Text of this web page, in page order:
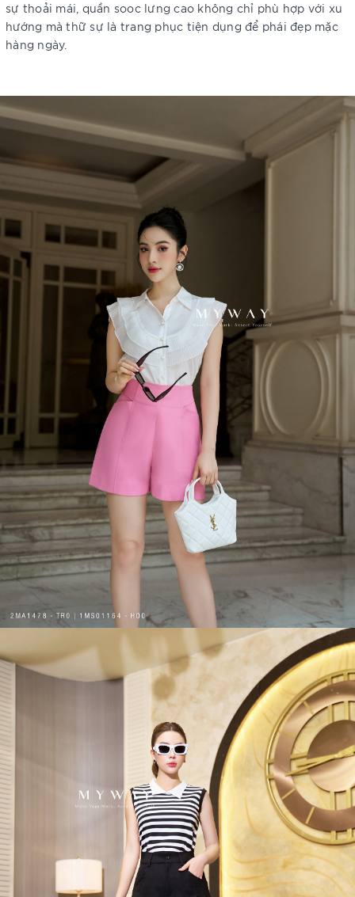
sự thoải mái, quần sooc lưng cao không chỉ phù hợp với xu
hướng mà thữ sự là trang phục tiện dụng để phái đẹp mặc
hàng ngày.